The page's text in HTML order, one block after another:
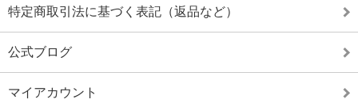
特定商取引法に基づく表記（返品など）
公式ブログ
マイアカウント